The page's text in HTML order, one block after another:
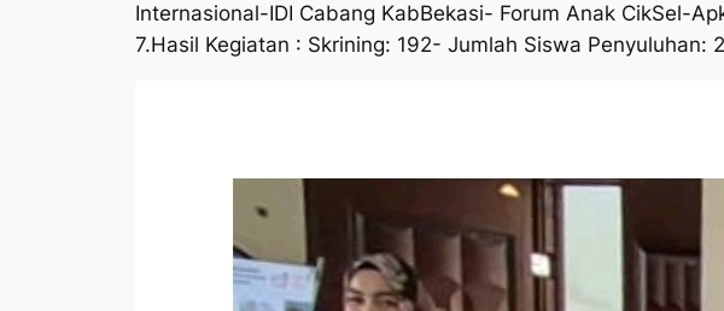
Internasional-IDI Cabang KabBekasi- Forum Anak CikSel-
7.Hasil Kegiatan : Skrining: 192- Jumlah Siswa Penyuluhan: